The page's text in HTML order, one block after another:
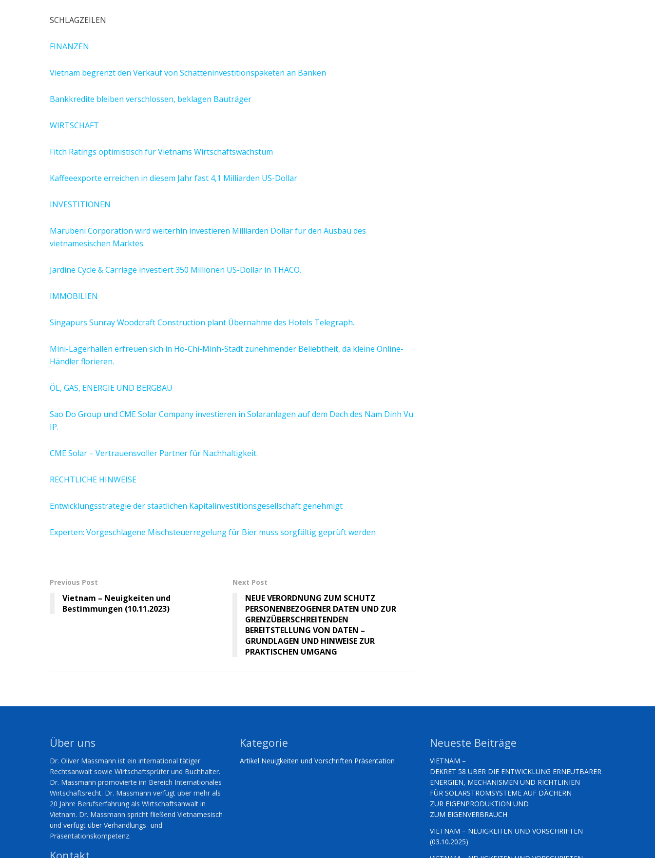
SCHLAGZEILEN
FINANZEN
Vietnam begrenzt den Verkauf von Schatteninvestitionspaketen an Banken
Bankkredite bleiben verschlossen, beklagen Bauträger
WIRTSCHAFT
Fitch Ratings optimistisch für Vietnams Wirtschaftswachstum
Kaffeeexporte erreichen in diesem Jahr fast 4,1 Milliarden US-Dollar
INVESTITIONEN
Marubeni Corporation wird weiterhin investieren Milliarden Dollar für den Ausbau des
vietnamesischen Marktes.
Jardine Cycle & Carriage investiert 350 Millionen US-Dollar in THACO.
IMMOBILIEN
Singapurs Sunray Woodcraft Construction plant Übernahme des Hotels Telegraph.
Mini-Lagerhallen erfreuen sich in Ho-Chi-Minh-Stadt zunehmender Beliebtheit, da kleine Online-
Händler florieren.
ÖL, GAS, ENERGIE UND BERGBAU
Sao Do Group und CME Solar Company investieren in Solaranlagen auf dem Dach des Nam Dinh Vu
IP.
CME Solar – Vertrauensvoller Partner für Nachhaltigkeit.
RECHTLICHE HINWEISE
Entwicklungsstrategie der staatlichen Kapitalinvestitionsgesellschaft genehmigt
Experten: Vorgeschlagene Mischsteuerregelung für Bier muss sorgfältig geprüft werden
Previous Post
Vietnam – Neuigkeiten und
Bestimmungen (10.11.2023)
Next Post
NEUE VERORDNUNG ZUM SCHUTZ
PERSONENBEZOGENER DATEN UND ZUR
GRENZÜBERSCHREITENDEN
BEREITSTELLUNG VON DATEN –
GRUNDLAGEN UND HINWEISE ZUR
PRAKTISCHEN UMGANG
Über uns
Dr. Oliver Massmann ist ein international tätiger
Rechtsanwalt sowie Wirtschaftsprüfer und Buchhalter.
Dr. Massmann promovierte im Bereich Internationales
Wirtschaftsrecht. Dr. Massmann verfügt über mehr als
20 Jahre Berufserfahrung als Wirtschaftsanwalt in
Vietnam. Dr. Massmann spricht fließend Vietnamesisch
und verfügt über Verhandlungs- und
Präsentationskompetenz.
Kategorie
Artikel Neuigkeiten und Vorschriften Präsentation
Neueste Beiträge
VIETNAM –
DEKRET 58 ÜBER DIE ENTWICKLUNG ERNEUTBARER
ENERGIEN, MECHANISMEN UND RICHTLINIEN
FÜR SOLARSTROMSYSTEME AUF DÄCHERN
ZUR EIGENPRODUKTION UND
ZUM EIGENVERBRAUCH
VIETNAM – NEUIGKEITEN UND VORSCHRIFTEN
(03.10.2025)